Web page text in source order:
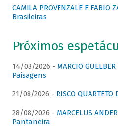
CAMILA PROVENZALE E FABIO
Brasileiras
Próximos
14/08/2026 - MARCIO
Paisagens
21/08/2026 - RISCO
28/08/2026 - MARCELUS
Pantaneira